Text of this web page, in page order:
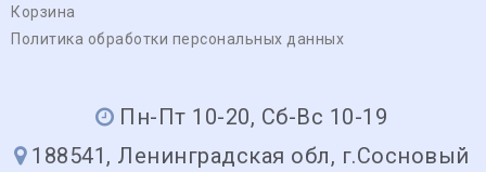
Корзина
Политика обработки персональных данных
Пн-Пт 10-20, Сб-Вс 10-19
188541, Ленинградская обл, г.Сосновый